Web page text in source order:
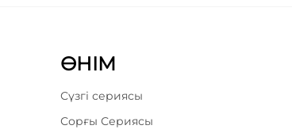
ӨНІМ
Сүзгі сериясы
Сорғы Сериясы